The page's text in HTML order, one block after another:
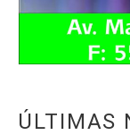
ÚLTIMAS